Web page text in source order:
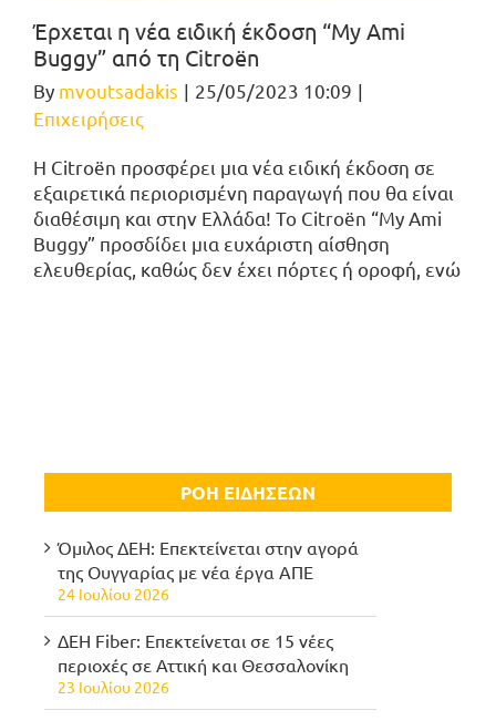
Έρχεται η νέα ειδική έκδοση “My Ami
Buggy” από τη Citroën
By mvoutsadakis | 25/05/2023 10:09 |
Επιχειρήσεις
Η Citroën προσφέρει μια νέα ειδική έκδοση σε
εξαιρετικά περιορισμένη παραγωγή που θα είναι
διαθέσιμη και στην Ελλάδα! Το Citroën “My Ami
Buggy” προσδίδει μια ευχάριστη αίσθηση
ελευθερίας, καθώς δεν έχει πόρτες ή οροφή, ενώ
ΡΟΗ ΕΙΔΗΣΕΩΝ
Όμιλος ΔΕΗ: Επεκτείνεται στην αγορά
της Ουγγαρίας με νέα έργα ΑΠΕ
24 Ιουλίου 2026
ΔΕΗ Fiber: Επεκτείνεται σε 15 νέες
περιοχές σε Αττική και Θεσσαλονίκη
23 Ιουλίου 2026